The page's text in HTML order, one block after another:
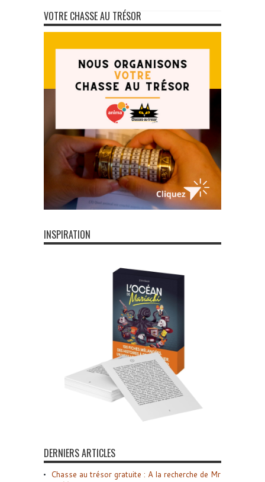
VOTRE CHASSE AU TRÉSOR
INSPIRATION
DERNIERS ARTICLES
Chasse au trésor gratuite : A la recherche de Mr